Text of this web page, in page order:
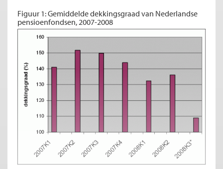
Figuur 1: Gemiddelde dekkingsgraad van Nederlandse
pensioenfondsen, 2007-2008